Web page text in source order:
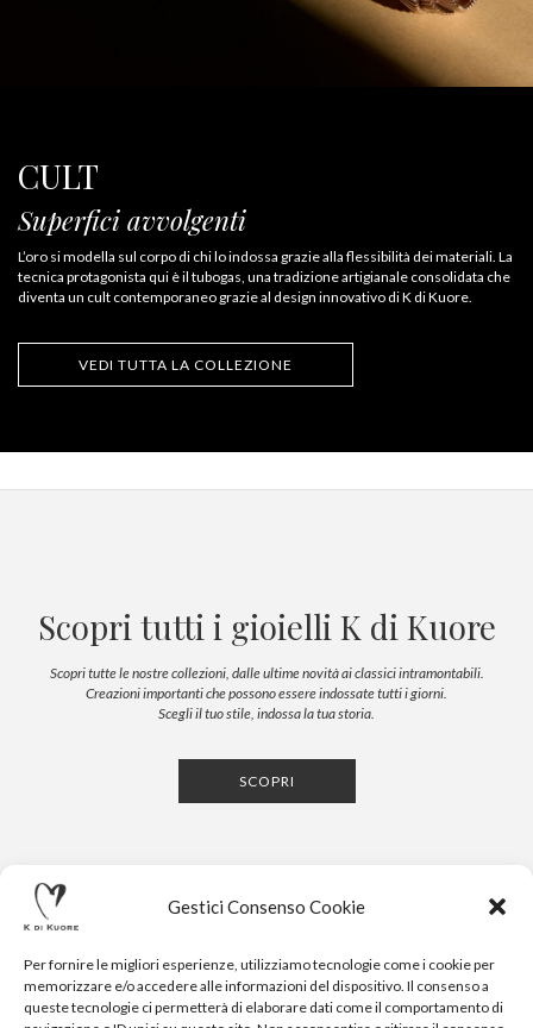
Gestici Consenso Cookie
Per fornire le migliori esperienze, utilizziamo tecnologie come i cookie per
memorizzare e/o accedere alle informazioni del dispositivo. Il consenso a
queste tecnologie ci permetterà di elaborare dati come il comportamento di
CULT
Superfici avvolgenti
L’oro si modella sul corpo di chi lo indossa grazie alla flessibilità dei materiali. La
tecnica protagonista qui è il tubogas, una tradizione artigianale consolidata che
diventa un cult contemporaneo grazie al design innovativo di K di Kuore.
VEDI TUTTA LA COLLEZIONE
Scopri tutti i gioielli K di Kuore
Scopri tutte le nostre collezioni, dalle ultime novità ai classici intramontabili.
Creazioni importanti che possono essere indossate tutti i giorni.
Scegli il tuo stile, indossa la tua storia.
SCOPRI